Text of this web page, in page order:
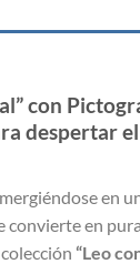
con
despertar
en
convierte en
colección “Leo